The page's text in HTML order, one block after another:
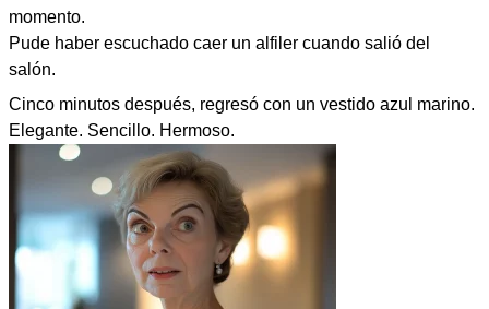
momento.
Pude haber escuchado caer un alfiler cuando salió del
salón.
Cinco minutos después, regresó con un vestido azul marino.
Elegante. Sencillo. Hermoso.